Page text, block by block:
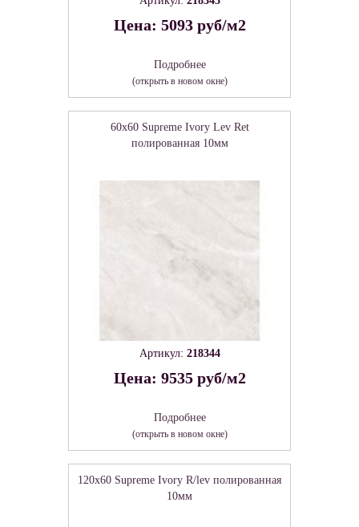
Цена: 5093 руб/м2
Подробнее
(открыть в новом окне)
60x60 Supreme Ivory Lev Ret
полированная 10мм
Артикул: 218344
Цена: 9535 руб/м2
Подробнее
(открыть в новом окне)
120x60 Supreme Ivory R/lev полированная
10мм